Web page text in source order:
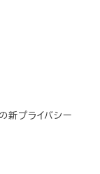
新プライバシー